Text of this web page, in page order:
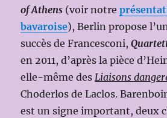
of Athens (voir notre
bavaroise), Berlin propose
succès de Francesconi,
en 2011, d’après la pièce
elle-même desLiaisons
Choderlos de Laclos.
est un signe important, deux